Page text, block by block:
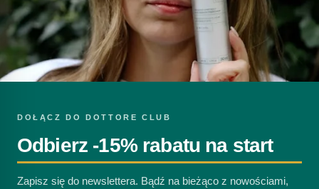
DOŁĄCZ DO DOTTORE CLUB
Odbierz -15% rabatu na start
Zapisz się do newslettera. Bądź na bieżąco z nowościami,